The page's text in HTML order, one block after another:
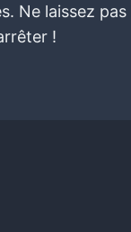
Ne laissez
!